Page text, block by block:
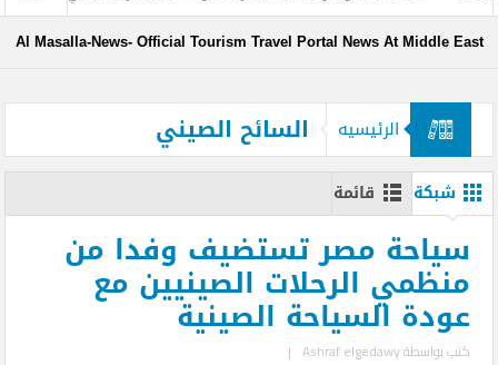
Africa Tourism Research Network (ATRN) launching in Ghana
رئيس قبرص يزور
Al Masalla-News- Official Tourism Travel Portal News At Middle East
الرئيسيه السائح الصيني
شبكة قائمة
سياحة مصر تستضيف وفدا من
منظمي الرحلات الصينيين مع
عودة السياحة الصينية
كتب بواسطةAshraf elgedawy
|